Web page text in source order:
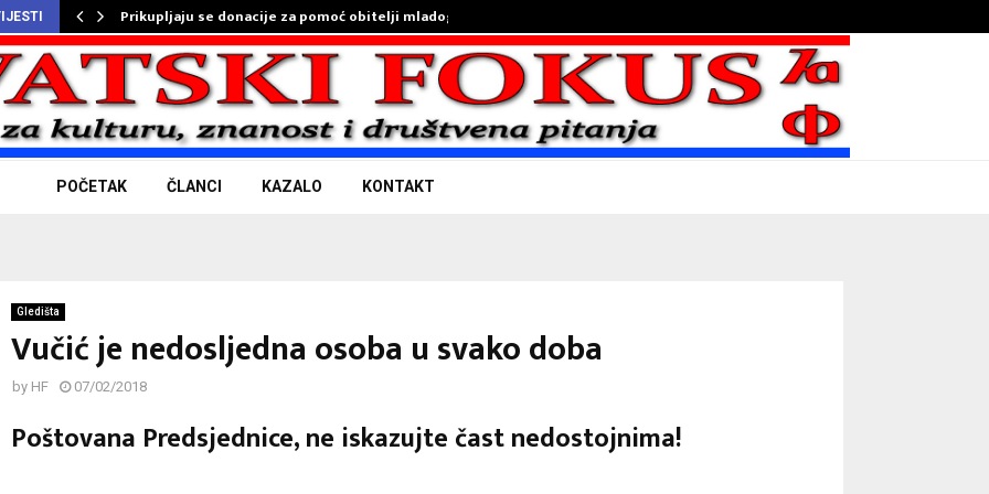
Prikupljaju se donacije za pomoć obitelji mladog…
POČETAK ČLANCI KAZALO KONTAKT
Gledišta
Vučić je nedosljedna osoba u svako doba
by HF 07/02/2018
Poštovana Predsjednice, ne iskazujte čast nedostojnima!